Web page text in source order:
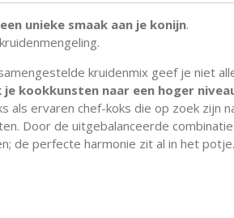
unieke smaak aan je konijn.
kruidenmix geef je niet
kookkunsten naar een hoger
als ervaren chef-koks die op zoek zijn
Door de uitgebalanceerde
de perfecte harmonie zit al in het potje.